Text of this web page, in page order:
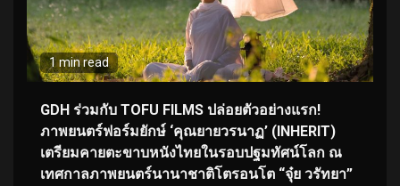
1 min read
GDH ร่วมกับ TOFU FILMS ปล่อยตัวอย่างแรก!
ภาพยนตร์ฟอร์มยักษ์ ‘คุณยายวรนาฏ’ (INHERIT)
เตรียมคายตะขาบหนังไทยในรอบปฐมทัศน์โลก ณ
เทศกาลภาพยนตร์นานาชาติโตรอนโต “จุ๋ย วรัทยา”